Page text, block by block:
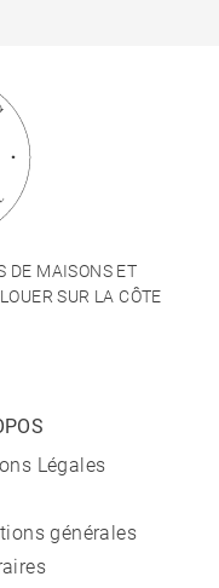
DE MAISONS ET
SUR LA CÔTE
Légales
générales